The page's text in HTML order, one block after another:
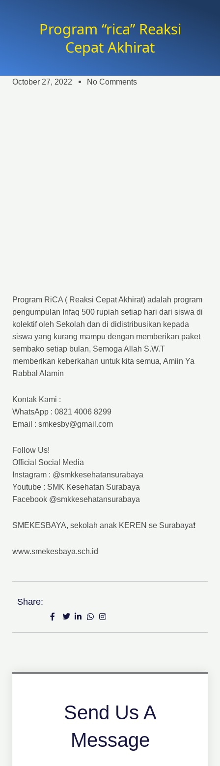
Program “rica” Reaksi
Cepat Akhirat
October 27, 2022 No Comments
Program RiCA ( Reaksi Cepat Akhirat) adalah program
pengumpulan Infaq 500 rupiah setiap hari dari siswa di
kolektif oleh Sekolah dan di didistribusikan kepada
siswa yang kurang mampu dengan memberikan paket
sembako setiap bulan, Semoga Allah S.W.T
memberikan keberkahan untuk kita semua, Amiin Ya
Rabbal Alamin
Kontak Kami :
WhatsApp : 0821 4006 8299
Email : smkesby@gmail.com
Follow Us!
Official Social Media
Instagram : @smkkesehatansurabaya
Youtube : SMK Kesehatan Surabaya
Facebook @smkkesehatansurabaya
SMEKESBAYA, sekolah anak KEREN se Surabaya❗
www.smekesbaya.sch.id
Share:
Send Us A
Message